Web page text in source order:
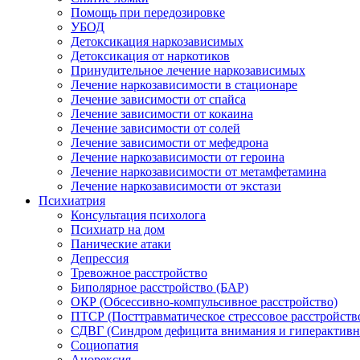
Помощь при передозировке
УБОД
Детоксикация наркозависимых
Детоксикация от наркотиков
Принудительное лечение наркозависимых
Лечение наркозависимости в стационаре
Лечение зависимости от спайса
Лечение зависимости от кокаина
Лечение зависимости от солей
Лечение зависимости от мефедрона
Лечение наркозависимости от героина
Лечение наркозависимости от метамфетамина
Лечение наркозависимости от экстази
Психиатрия
Консультация психолога
Психиатр на дом
Панические атаки
Депрессия
Тревожное расстройство
Биполярное расстройство (БАР)
ОКР (Обсессивно-компульсивное расстройство)
ПТСР (Посттравматическое стрессовое
СДВГ (Синдром дефицита внимания и
Социопатия